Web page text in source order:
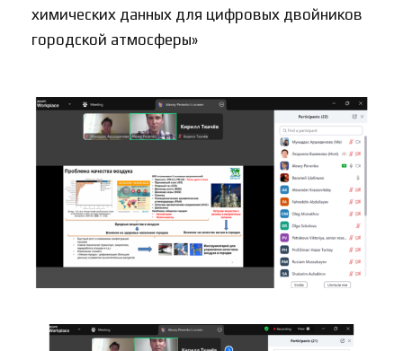
химических данных для цифровых двойников
городской атмосферы»